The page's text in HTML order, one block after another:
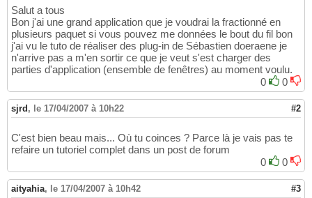
Salut a tous
Bon j'ai une grand application que je voudrai la fractionné en
plusieurs paquet si vous pouvez me données le bout du fil bon
j'ai vu le tuto de réaliser des plug-in de Sébastien doeraene je
n'arrive pas a m'en sortir ce que je veut s'est charger des
parties d'application (ensemble de fenêtres) au moment voulu.
0
0
sjrd , le 17/04/2007 à 10h22 #2
C'est bien beau mais... Où tu coinces ? Parce là je vais pas te
refaire un tutoriel complet dans un post de forum
0
0
aityahia, le 17/04/2007 à 10h42 #3